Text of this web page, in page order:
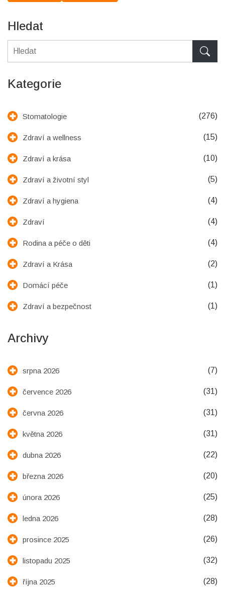
Hledat
Kategorie
Stomatologie (276)
Zdraví a wellness (15)
Zdraví a krása (10)
Zdraví a životní styl (5)
Zdraví a hygiena (4)
Zdraví (4)
Rodina a péče o děti (4)
Zdraví a Krása (2)
Domácí péče (1)
Zdraví a bezpečnost (1)
Archivy
srpna 2026 (7)
července 2026 (31)
června 2026 (31)
května 2026 (31)
dubna 2026 (22)
března 2026 (20)
února 2026 (25)
ledna 2026 (28)
prosince 2025 (26)
listopadu 2025 (32)
října 2025 (28)